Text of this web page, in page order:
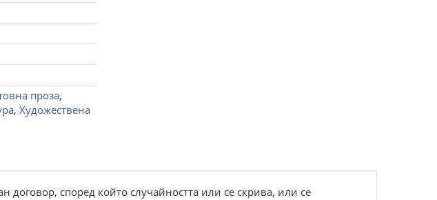
проза,
, Художествена
според който случайността или се скрива, или се